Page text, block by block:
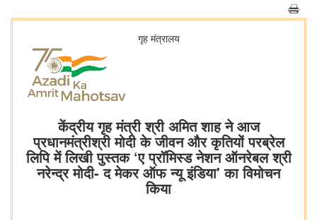
गृह मंत्रालय
केंद्रीय गृह मंत्री श्री अमित शाह ने आज
प्रधानमंत्रीश्री मोदी के जीवन और कृतियों परब्रेल
लिपि में लिखी पुस्तक ‘ए प्रॉमिस्ड नेशन ऑनरेबल श्री
नरेन्द्र मोदी- द मेकर ऑफ न्यू इंडिया' का विमोचन
किया